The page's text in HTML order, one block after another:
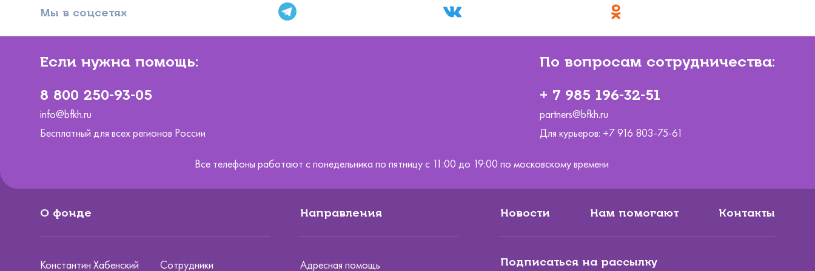
Мы в соцсетях
Если нужна помощь:
8 800 250-93-05
info@bfkh.ru
Бесплатный для всех регионов России
По вопросам сотрудничества:
+ 7 985 196-32-51
partners@bfkh.ru
Для курьеров: +7 916 803-75-61
Все телефоны работают с понедельника по пятницу с 11:00 до 19:00 по московскому времени
О фонде
Константин Хабенский Сотрудники
Направления
Адресная помощь
Новости Нам помогают Контакты
Подписаться на рассылку